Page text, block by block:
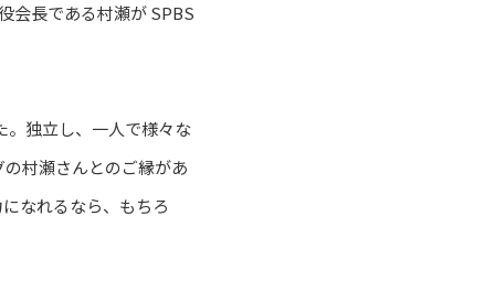
会長である村瀬が SPBS
。独立し、一人で様々な
村瀬さんとのご縁があ
なれるなら、もちろ